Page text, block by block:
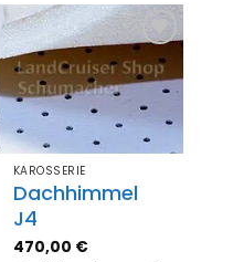
Zum
Merkzettel
hinzufügen
KAROSSERIE
Dachhimmel
J4
470,00 €